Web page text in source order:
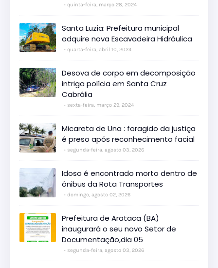
quinta-feira, março 28, 2024
Santa Luzia: Prefeitura municipal
adquire nova Escavadeira Hidráulica
quarta-feira, abril 10, 2024
Desova de corpo em decomposição
intriga polícia em Santa Cruz
Cabrália
sexta-feira, março 29, 2024
Micareta de Una : foragido da justiça
é preso após reconhecimento facial
segunda-feira, agosto 03, 2026
Idoso é encontrado morto dentro de
ônibus da Rota Transportes
domingo, agosto 02, 2026
Prefeitura de Arataca (BA)
inaugurará o seu novo Setor de
Documentação,dia 05
segunda-feira, agosto 03, 2026